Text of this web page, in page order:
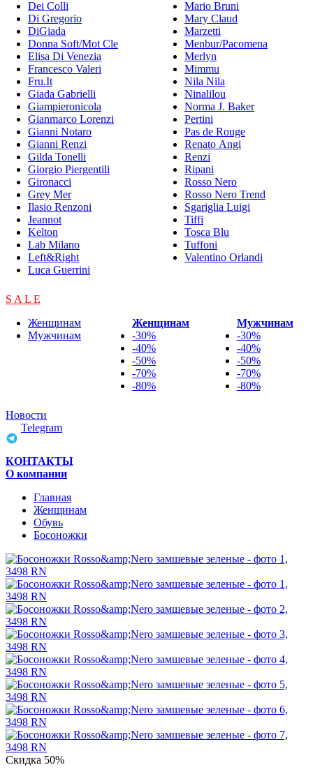
Dei Colli
Di Gregorio
DiGiada
Donna Soft/Mot Cle
Elisa Di Venezia
Francesco Valeri
Fru.It
Giada Gabrielli
Giampieronicola
Gianmarco Lorenzi
Gianni Notaro
Gianni Renzi
Gilda Tonelli
Giorgio Piergentili
Gironacci
Grey Mer
Ilasio Renzoni
Jeannot
Kelton
Lab Milano
Left&Right
Luca Guerrini
Mario Bruni
Mary Claud
Marzetti
Menbur/Pacomena
Merlyn
Mimmu
Nila Nila
Ninalilou
Norma J. Baker
Pertini
Pas de Rouge
Renato Angi
Renzi
Ripani
Rosso Nero
Rosso Nero Trend
Sgariglia Luigi
Tiffi
Tosca Blu
Tuffoni
Valentino Orlandi
S A L E
Женщинам
Мужчинам
Женщинам
-30%
-40%
-50%
-70%
-80%
Мужчинам
-30%
-40%
-50%
-70%
-80%
Новости
Telegram
КОНТАКТЫ
О компании
Главная
Женщинам
Обувь
Босоножки
Скидка 50%